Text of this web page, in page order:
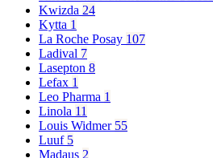
Kwizda 24
Kytta 1
La Roche Posay 107
Ladival 7
Lasepton 8
Lefax 1
Leo Pharma 1
Linola 11
Louis Widmer 55
Luuf 5
Madaus 2